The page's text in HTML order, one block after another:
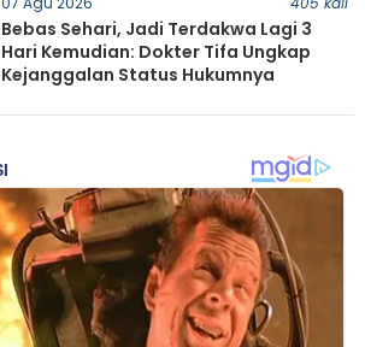
Bebas Sehari, Jadi Terdakwa Lagi 3
Hari Kemudian: Dokter Tifa Ungkap
Kejanggalan Status Hukumnya